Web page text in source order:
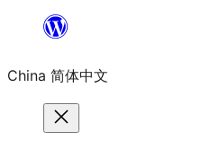
内
China 简体中文